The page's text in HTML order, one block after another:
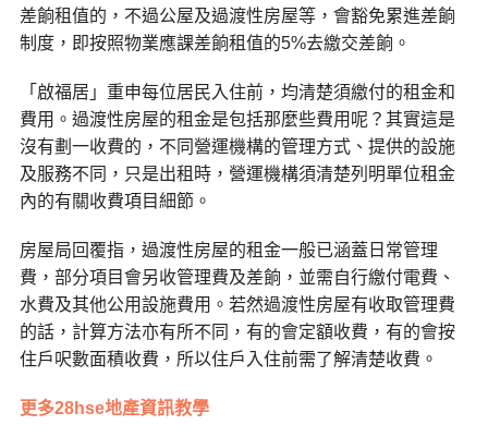
差餉租值的，不過公屋及過渡性房屋等，會豁免累進差餉
制度，即按照物業應課差餉租值的5%去繳交差餉。
「啟福居」重申每位居民入住前，均清楚須繳付的租金和
費用。過渡性房屋的租金是包括那麼些費用呢？其實這是
沒有劃一收費的，不同營運機構的管理方式、提供的設施
及服務不同，只是出租時，營運機構須清楚列明單位租金
內的有關收費項目細節。
房屋局回覆指，過渡性房屋的租金一般已涵蓋日常管理
費，部分項目會另收管理費及差餉，並需自行繳付電費、
水費及其他公用設施費用。若然過渡性房屋有收取管理費
的話，計算方法亦有所不同，有的會定額收費，有的會按
住戶呎數面積收費，所以住戶入住前需了解清楚收費。
更多28hse地產資訊教學